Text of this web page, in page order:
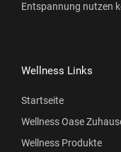
Entspannung nutzen
Wellness Links
Startseite
Wellness Oase
Wellness Produkte